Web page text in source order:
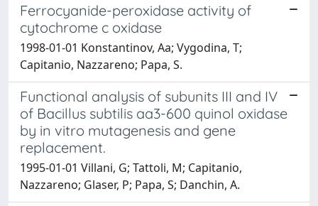
Ferrocyanide-peroxidase activity of
cytochrome c oxidase
1998-01-01 Konstantinov, Aa; Vygodina, T;
Capitanio, Nazzareno; Papa, S.
Functional analysis of subunits III and IV
of Bacillus subtilis aa3-600 quinol oxidase
by in vitro mutagenesis and gene
replacement.
1995-01-01 Villani, G; Tattoli, M; Capitanio,
Nazzareno; Glaser, P; Papa, S; Danchin, A.